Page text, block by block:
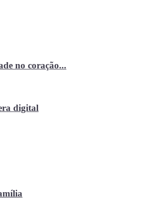
no coração...
digital